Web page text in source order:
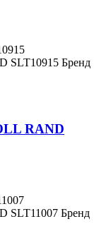
SLT10915 Бренд
RAND
SLT11007 Бренд